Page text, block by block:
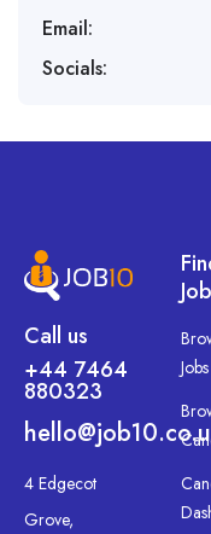
Email:
Socials:
Call us
+44 7464
880323
4 Edgecot
Grove,
Jobs